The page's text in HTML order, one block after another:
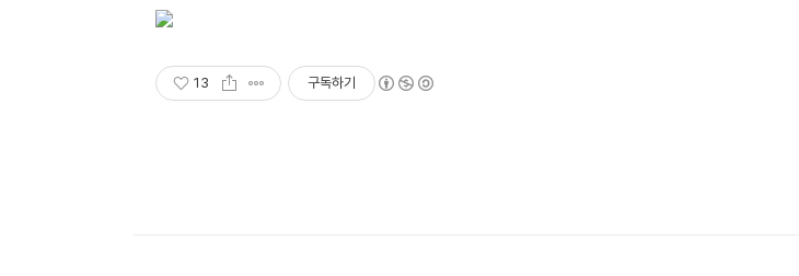
13 구독하기